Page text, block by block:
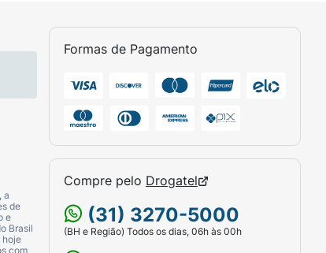
a
de
e
Brasil
hoje
com
Formas de Pagamento
Compre pelo Drogatel
(31) 3270-5000
(BH e Região) Todos os dias, 06h às 00h